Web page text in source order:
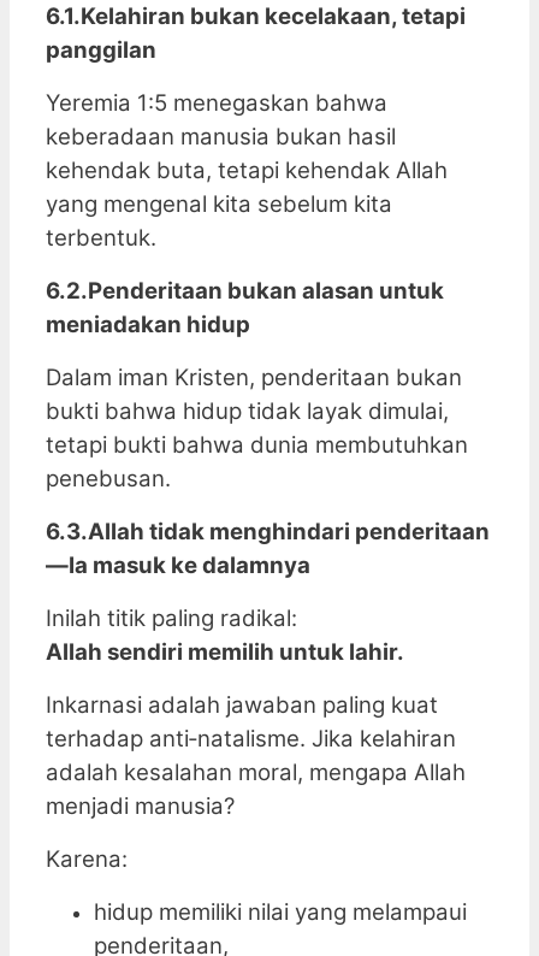
6.1.Kelahiran bukan kecelakaan, tetapi
panggilan
Yeremia 1:5 menegaskan bahwa
keberadaan manusia bukan hasil
kehendak buta, tetapi kehendak Allah
yang mengenal kita sebelum kita
terbentuk.
6.2.Penderitaan bukan alasan untuk
meniadakan hidup
Dalam iman Kristen, penderitaan bukan
bukti bahwa hidup tidak layak dimulai,
tetapi bukti bahwa dunia membutuhkan
penebusan.
6.3.Allah tidak menghindari penderitaan
—Ia masuk ke dalamnya
Inilah titik paling radikal:
Allah sendiri memilih untuk lahir.
Inkarnasi adalah jawaban paling kuat
terhadap anti‑natalisme. Jika kelahiran
adalah kesalahan moral, mengapa Allah
menjadi manusia?
Karena:
hidup memiliki nilai yang melampaui
penderitaan,